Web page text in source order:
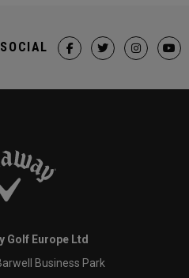
Golf Europe Ltd
Business Park